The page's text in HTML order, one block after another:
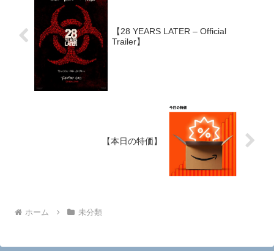
【28 YEARS LATER – Official
Trailer】
【本日の特価】
ホーム 未分類